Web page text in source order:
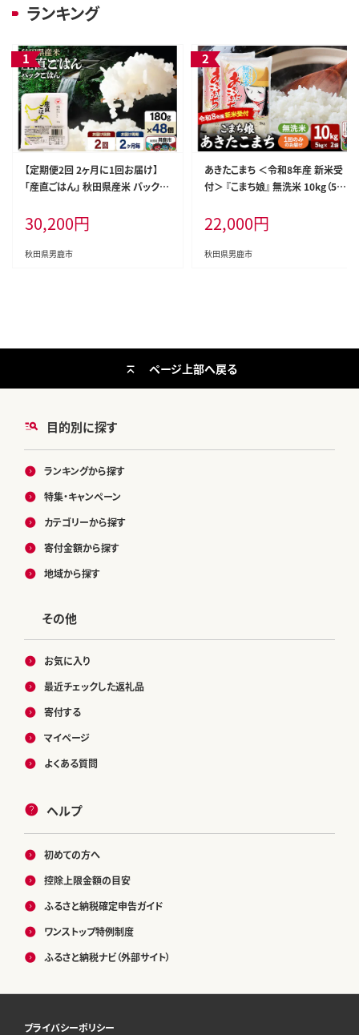
ランキング
【定期便2回 2ヶ月に1回お届け】
「産直ごはん」 秋田県産米 パックご
害時 保存食 防災食 非常食 備蓄
常備 セット パックライス [定期便
パックライス 保存食 災害時 ご飯 ご
30,200円
秋田県男鹿市
あきたこまち ＜令和8年産 新米受
付＞ 『こまち娘』 無洗米 10kg（5kg
米 こめ コメ 無洗米 あきたこまち
秋田県 男鹿市]
22,000円
秋田県男鹿市
目的別に探す
ランキングから探す
特集・キャンペーン
カテゴリーから探す
寄付金額から探す
地域から探す
その他
お気に入り
最近チェックした返礼品
寄付する
マイページ
よくある質問
ヘルプ
初めての方へ
控除上限金額の目安
ふるさと納税確定申告ガイド
ワンストップ特例制度
ふるさと納税ナビ（外部サイト）
ページ上部へ戻る
プライバシーポリシー